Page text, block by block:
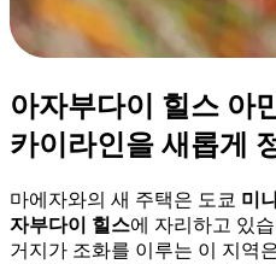
아자부다이 힐스 아
카이라인을 새롭게
마에자와의 새 주택은 도쿄 미
자부다이 힐스에 자리하고 있
거지가 조화를 이루는 이 지역